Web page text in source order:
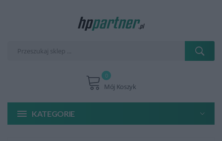
Mój Koszyk
0
KATEGORIE